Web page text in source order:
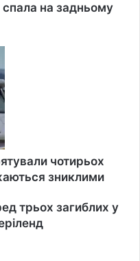
на задньому
чотирьох
зниклими
трьох загиблих у